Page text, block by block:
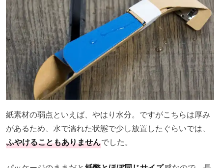
紙素材の弱点といえば、やはり水分。ですがこちらは厚み
があるため、水で濡れた状態で少し放置したぐらいでは、
ふやけることもありませんでした。